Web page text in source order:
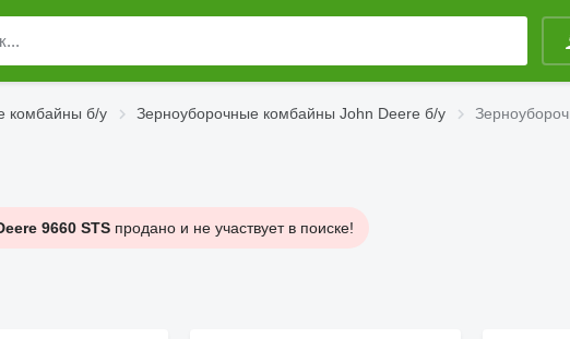
комбайны б/у Зерноуборочные комбайны John Deere б/у
9660 STSпродано и не участвует в поиске!